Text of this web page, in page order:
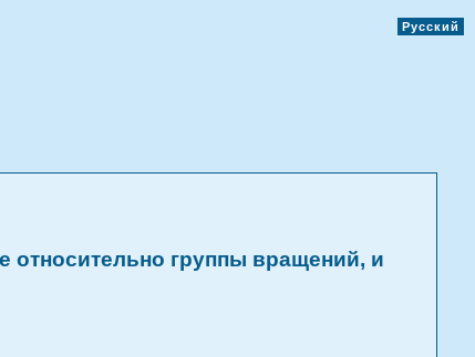
Русский
группы вращений, и